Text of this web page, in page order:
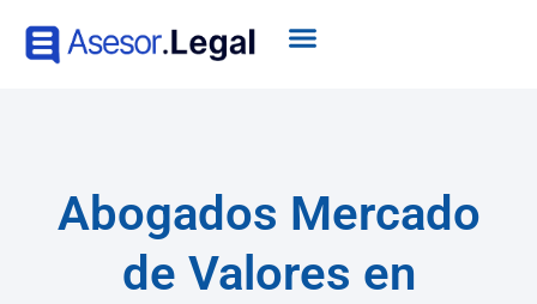
Abogados Mercado
de Valores en